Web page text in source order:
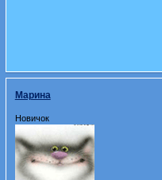
Марина
Новичок